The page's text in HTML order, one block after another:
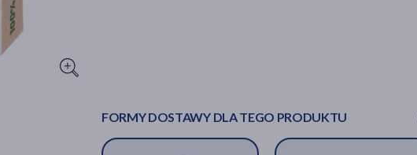
FORMY DOSTAWY DLA TEGO PRODUKTU